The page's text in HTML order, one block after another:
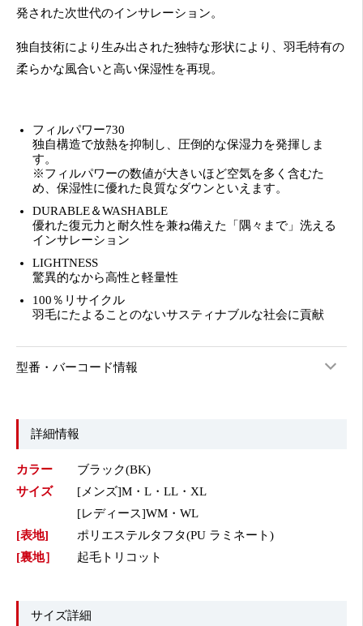
発された次世代のインサレーション。
独自技術により生み出された独特な形状により、羽毛特有の
柔らかな風合いと高い保湿性を再現。
フィルパワー730
独自構造で放熱を抑制し、圧倒的な保湿力を発揮しま
す。
※フィルパワーの数値が大きいほど空気を多く含むた
め、保湿性に優れた良質なダウンといえます。
DURABLE＆WASHABLE
優れた復元力と耐久性を兼ね備えた「隅々まで」洗える
インサレーション
LIGHTNESS
驚異的なから高性と軽量性
100％リサイクル
羽毛にたよることのないサスティナブルな社会に貢献
型番・バーコード情報
詳細情報
カラー
ブラック(BK)
サイズ
[メンズ]M・L・LL・XL
[レディース]WM・WL
[表地]
ポリエステルタフタ(PU ラミネート)
[裏地］
起毛トリコット
サイズ詳細